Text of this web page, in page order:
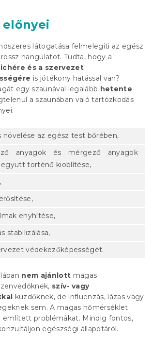
előnyei
látogatása felmelegíti az egész
hangulatot. Tudta, hogy a
és a szervezet
is jótékony hatással van?
egy szaunával legalább hetente
a szaunában való tartózkodás
növelése az egész test bőrében,
anyagok és mérgező anyagok
történő kiöblítése,
enyhítése,
stabilizálása,
védekezőképességét.
nem ajánlott magas
szív- vagy
küzdőknek, de influenzás, lázas vagy
sem. A magas hőmérséklet
említett problémákat. Mindig fontos,
egészségi állapotáról.